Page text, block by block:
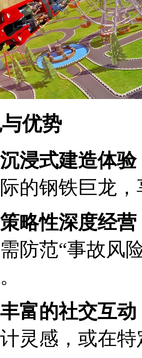
优势
浸式建造体验
的钢铁巨龙
略性深度经营
防范“事故风
富的社交互动
灵感，或在